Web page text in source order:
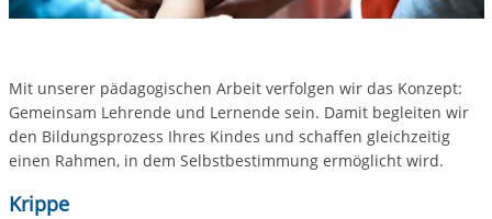
Mit unserer pädagogischen Arbeit verfolgen wir das Konzept:
Gemeinsam Lehrende und Lernende sein. Damit begleiten wir
den Bildungsprozess Ihres Kindes und schaffen gleichzeitig
einen Rahmen, in dem Selbstbestimmung ermöglicht wird.
Krippe